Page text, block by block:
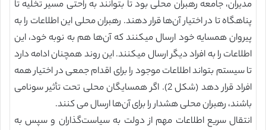
مدیران، جامعه رهبران محلی بود تا بتوانند به راحتی مسیر تخلیه تا
پناهگاه تا در اختیار آن‌ها قرار دهند. رهبران محلی این اطلاعات را به
پیروان همسایه خود ارسال می‏کنند که آن‌ها هم به نوبه خود، این
اطلاعات را به افراد دیگر ارسال می‏کنند. این روند همچنان ادامه دارد
تا سیستم بتواند اطلاعات موجود را برای اقدام جمعی در اختیار همه
افراد قرار دهد (شکل 2). اگر همسایگان محلی تحت تأثیر سونامی
باشند، رهبران محلی هشدار را برای آن‌ها ارسال می کنند.
انتقال سریع اطلاعات مهم از دولت به سیاست‌گذاران و سپس به